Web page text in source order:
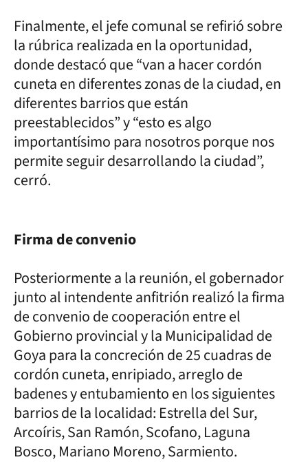
Finalmente, el jefe comunal se refirió sobre
la rúbrica realizada en la oportunidad,
donde destacó que “van a hacer cordón
cuneta en diferentes zonas de la ciudad, en
diferentes barrios que están
preestablecidos” y “esto es algo
importantísimo para nosotros porque nos
permite seguir desarrollando la ciudad”,
cerró.
Firma de convenio
Posteriormente a la reunión, el gobernador
junto al intendente anfitrión realizó la firma
de convenio de cooperación entre el
Gobierno provincial y la Municipalidad de
Goya para la concreción de 25 cuadras de
cordón cuneta, enripiado, arreglo de
badenes y entubamiento en los siguientes
barrios de la localidad: Estrella del Sur,
Arcoíris, San Ramón, Scofano, Laguna
Bosco, Mariano Moreno, Sarmiento.